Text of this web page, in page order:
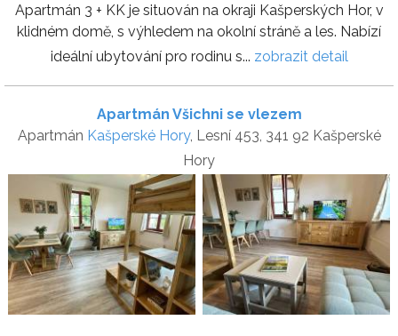
Apartmán 3 + KK je situován na okraji Kašperských Hor, v
klidném domě, s výhledem na okolní stráně a les. Nabízí
ideální ubytování pro rodinu s... zobrazit detail
Apartmán Všichni se vlezem
Apartmán Kašperské Hory, Lesní 453, 341 92 Kašperské
Hory